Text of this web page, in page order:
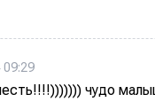
09:29
чудо